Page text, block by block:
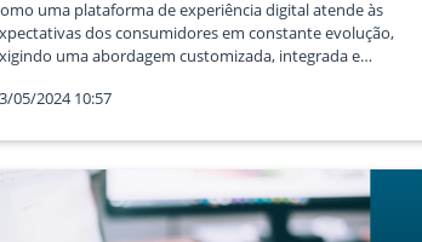
uma plataforma de experiência digital atende às
dos consumidores em constante evolução,
uma abordagem customizada, integrada e
05/2024 10:57